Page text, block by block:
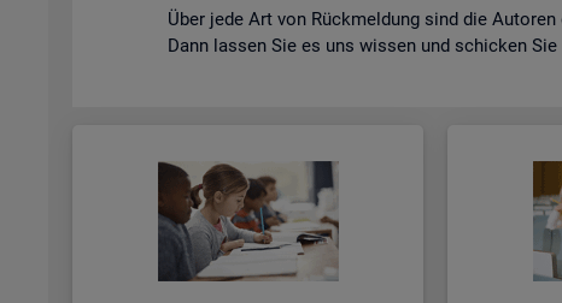
Über jede Art von Rück­mel­dung sind die
Dann las­sen Sie es uns wis­sen und schi­cken Sie